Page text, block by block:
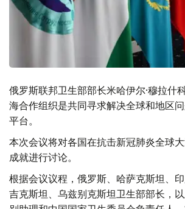
俄罗斯联邦卫生部部长米哈伊尔·穆拉什
海合作组织是共同寻求解决全球和地区
平台。
本次会议将对各国在抗击新冠肺炎全球
成就进行讨论。
根据会议议程，俄罗斯、哈萨克斯坦、
吉克斯坦、乌兹别克斯坦卫生部部长，